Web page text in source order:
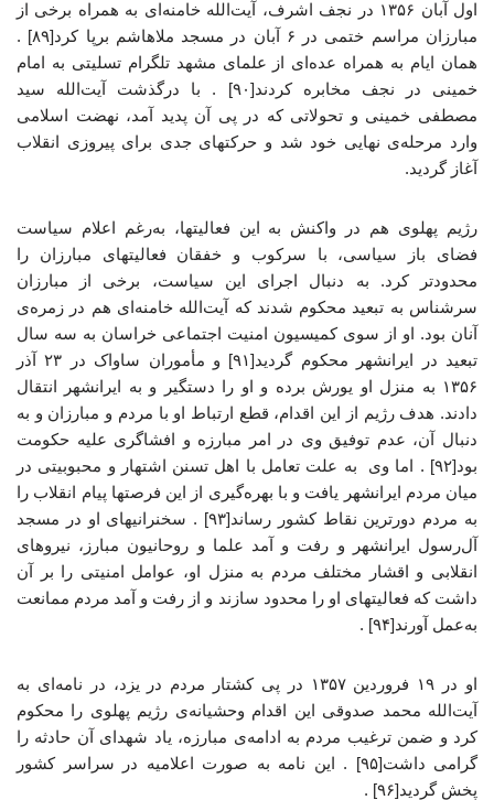
اول آبان ۱۳۵۶ در نجف اشرف، آیت‌الله خامنه‌ای به همراه برخی از
مبارزان مراسم ختمی در ۶ آبان در مسجد ملاهاشم برپا کرد[۸۹] .
همان ایام به همراه عده‌ای از علمای مشهد تلگرام تسلیتی به امام
خمینی در نجف مخابره کردند[۹۰] . با درگذشت آیت‌الله سید
مصطفی خمینی و تحولاتی که در پی آن پدید آمد، نهضت اسلامی
وارد مرحله‌ی نهایی خود شد و حرکتهای جدی برای پیروزی انقلاب
آغاز گردید.
رژیم پهلوی هم در واکنش به این فعالیتها، به‌رغم اعلام سیاست
فضای باز سیاسی، با سرکوب و خفقان فعالیتهای مبارزان را
محدودتر کرد. به دنبال اجرای این سیاست، برخی از مبارزان
سرشناس به تبعید محکوم شدند که آیت‌الله خامنه‌ای هم در زمره‌ی
آنان بود. او از سوی کمیسیون امنیت اجتماعی خراسان به سه سال
تبعید در ایرانشهر محکوم گردید[۹۱] و مأموران ساواک در ۲۳ آذر
۱۳۵۶ به منزل او یورش برده و او را دستگیر و به ایرانشهر انتقال
دادند. هدف رژیم از این اقدام، قطع ارتباط او با مردم و مبارزان و به
دنبال آن، عدم توفیق وی در امر مبارزه و افشاگری علیه حکومت
بود[۹۲] . اما وی به علت تعامل با اهل تسنن اشتهار و محبوبیتی در
میان مردم ایرانشهر یافت و با بهره‌گیری از این فرصتها پیام انقلاب را
به مردم دورترین نقاط کشور رساند[۹۳] . سخنرانیهای او در مسجد
آل‌رسول ایرانشهر و رفت و آمد علما و روحانیون مبارز، نیروهای
انقلابی و اقشار مختلف مردم به منزل او، عوامل امنیتی را بر آن
داشت که فعالیتهای او را محدود سازند و از رفت و آمد مردم ممانعت
به‌عمل آورند[۹۴] .
او در ۱۹ فروردین ۱۳۵۷ در پی کشتار مردم در یزد، در نامه‌ای به
آیت‌الله محمد صدوقی این اقدام وحشیانه‌ی رژیم پهلوی را محکوم
کرد و ضمن ترغیب مردم به ادامه‌ی مبارزه، یاد شهدای آن حادثه را
گرامی داشت[۹۵] . این نامه به صورت اعلامیه در سراسر کشور
پخش گردید[۹۶] .